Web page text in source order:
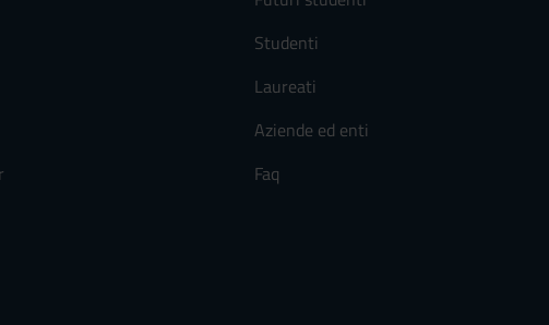
Studenti
Laureati
Aziende ed enti
Faq